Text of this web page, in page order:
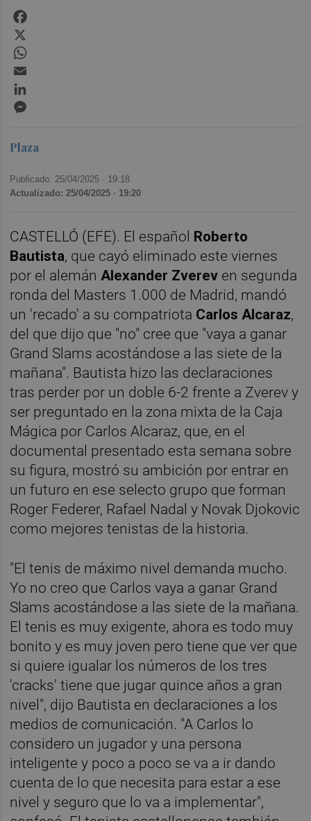
Plaza
Publicado: 25/04/2025 · 19:18
Actualizado: 25/04/2025 · 19:20
CASTELLÓ (EFE). El español Roberto
Bautista, que cayó eliminado este viernes
por el alemánAlexander Zverev en segunda
ronda del Masters 1.000 de Madrid, mandó
un 'recado' a su compatriota Carlos Alcaraz,
del que dijo que "no" cree que "vaya a ganar
Grand Slams acostándose a las siete de la
mañana". Bautista hizo las declaraciones
tras perder por un doble 6-2 frente a Zverev y
ser preguntado en la zona mixta de la Caja
Mágica por Carlos Alcaraz, que, en el
documental presentado esta semana sobre
su figura, mostró su ambición por entrar en
un futuro en ese selecto grupo que forman
Roger Federer, Rafael Nadal y Novak Djokovic
como mejores tenistas de la historia.
"El tenis de máximo nivel demanda mucho.
Yo no creo que Carlos vaya a ganar Grand
Slams acostándose a las siete de la mañana.
El tenis es muy exigente, ahora es todo muy
bonito y es muy joven pero tiene que ver que
si quiere igualar los números de los tres
'cracks' tiene que jugar quince años a gran
nivel", dijo Bautista en declaraciones a los
medios de comunicación. "A Carlos lo
considero un jugador y una persona
inteligente y poco a poco se va a ir dando
cuenta de lo que necesita para estar a ese
nivel y seguro que lo va a implementar",